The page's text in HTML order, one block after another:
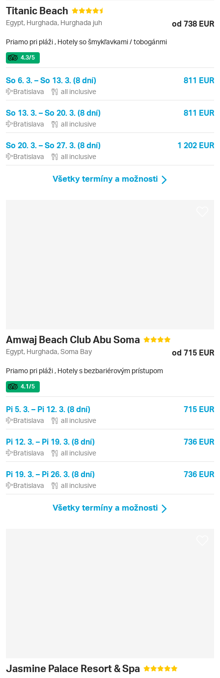
Titanic Beach
Egypt, Hurghada, Hurghada juh od 738 EUR
Priamo pri pláži , Hotely so šmykľavkami / tobogánmi
4.3/5
So 6. 3. – So 13. 3. (8 dní) 811 EUR
Bratislava all inclusive
So 13. 3. – So 20. 3. (8 dní) 811 EUR
Bratislava all inclusive
So 20. 3. – So 27. 3. (8 dní) 1 202 EUR
Bratislava all inclusive
Všetky termíny a možnosti
Amwaj Beach Club Abu Soma
Egypt, Hurghada, Soma Bay od 715 EUR
Priamo pri pláži , Hotely s bezbariérovým prístupom
4.1/5
Pi 5. 3. – Pi 12. 3. (8 dní) 715 EUR
Bratislava all inclusive
Pi 12. 3. – Pi 19. 3. (8 dní) 736 EUR
Bratislava all inclusive
Pi 19. 3. – Pi 26. 3. (8 dní) 736 EUR
Bratislava all inclusive
Všetky termíny a možnosti
Jasmine Palace Resort & Spa